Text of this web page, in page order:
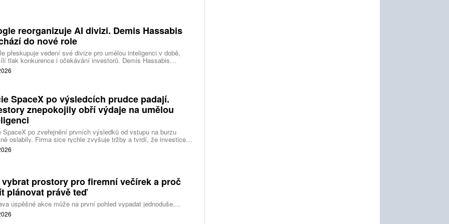
reorganizuje AI divizi. Demis Hassabis
do nové role
přeskupuje vedení své divize pro umělou inteligenci v době,
tlak konkurence i očekávání investorů. Demis Hassabis
každodenní řízení DeepMind a zaměří se na vývoj pokročilé
inteligence i její dopad na společnost.
SpaceX po výsledcích prudce padají.
znepokojily obří výdaje na umělou
SpaceX po zveřejnění prvních výsledků od vstupu na burzu
oslabily. Firma sice rychle zvyšuje tržby a tvrdí, že investice
inteligence se vracejí mnohem rychleji než dříve, investoři ale
zda je tempo rekordních výdajů dlouhodobě udržitelné.
prostory pro firemní večírek a proč
plánovat právě teď
úspěšné akce může na první pohled vypadat jednoduše....